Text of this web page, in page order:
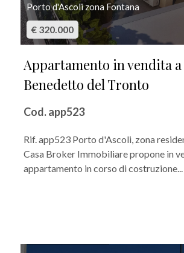
Porto d'Ascoli zona Fontana
€ 320.000
Appartamento in vendita a
Benedetto del Tronto
Cod. app523
Rif. app523 Porto d'Ascoli, zona
Casa Broker Immobiliare propone in
appartamento in corso di costruzione...